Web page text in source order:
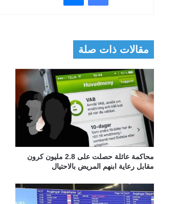
مقالات ذات صلة
محاكمة عائلة حصلت على 2.8 مليون كرون
مقابل رعاية ابنهم المريض بالاحتيال